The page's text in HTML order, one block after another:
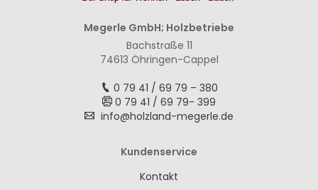
Megerle GmbH; Holzbetriebe
Bachstraße 11
74613 Öhringen-Cappel
0 79 41 / 69 79 – 380
0 79 41 / 69 79- 399
info@holzland-megerle.de
Kundenservice
Kontakt